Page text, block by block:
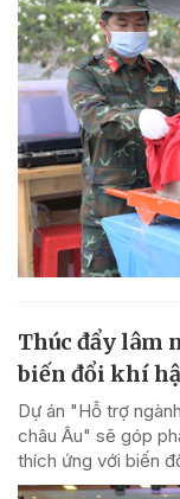
Thúc đẩy lâm
biến đổi khí
Dự án "Hỗ trợ
châu Âu" sẽ góp
thích ứng với biến